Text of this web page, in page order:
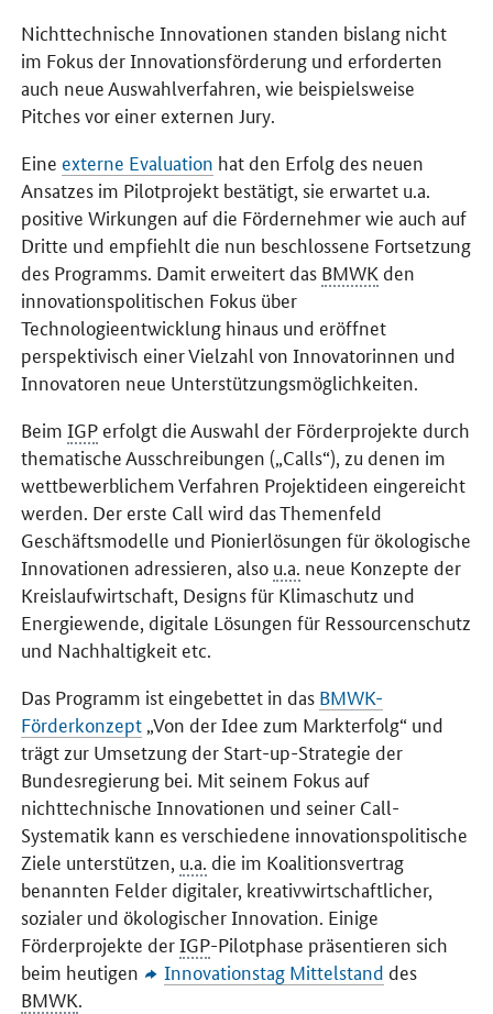
Nichttechnische Innovationen standen bislang nicht
im Fokus der Innovationsförderung und erforderten
auch neue Auswahlverfahren, wie beispielsweise
Pitchesvor einer externen Jury.
Eine externe Evaluation hat den Erfolg des neuen
Ansatzes im Pilotprojekt bestätigt, sie erwartet u.a.
positive Wirkungen auf die Fördernehmer wie auch auf
Dritte und empfiehlt die nun beschlossene Fortsetzung
des Programms. Damit erweitert das BMWK den
innovationspolitischen Fokus über
Technologieentwicklung hinaus und eröffnet
perspektivisch einer Vielzahl von Innovatorinnen und
Innovatoren neue Unterstützungsmöglichkeiten.
BeimIGP erfolgt die Auswahl der Förderprojekte durch
thematische Ausschreibungen („Calls“), zu denen im
wettbewerblichem Verfahren Projektideen eingereicht
werden. Der erste Call wird das Themenfeld
Geschäftsmodelle und Pionierlösungen für ökologische
Innovationen adressieren, also u.a. neue Konzepte der
Kreislaufwirtschaft, Designsfür Klimaschutz und
Energiewende, digitale Lösungen für Ressourcenschutz
und Nachhaltigkeit etc.
Das Programm ist eingebettet in das BMWK-
Förderkonzept „Von der Idee zum Markterfolg“ und
trägt zur Umsetzung der Start-up-Strategie der
Bundesregierung bei. Mit seinem Fokus auf
nichttechnische Innovationen und seiner Call-
Systematik kann es verschiedene innovationspolitische
Ziele unterstützen, u.a. die im Koalitionsvertrag
benannten Felder digitaler, kreativwirtschaftlicher,
sozialer und ökologischer Innovation. Einige
Förderprojekte derIGP-Pilotphase präsentieren sich
beim heutigen
Innovationstag Mittelstand des
BMWK.